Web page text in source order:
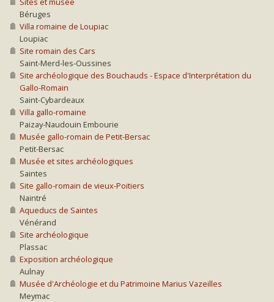
Béruges
Villa romaine de Loupiac
Loupiac
Site romain des Cars
Saint-Merd-les-Oussines
Site archéologique des Bouchauds - Espace d'Interprétation du
Gallo-Romain
Saint-Cybardeaux
Villa gallo-romaine
Paizay-Naudouin Embourie
Musée gallo-romain de Petit-Bersac
Petit-Bersac
Musée et sites archéologiques
Saintes
Site gallo-romain de vieux-Poitiers
Naintré
Aqueducs de Saintes
Vénérand
Site archéologique
Plassac
Exposition archéologique
Aulnay
Musée d'Archéologie et du Patrimoine Marius Vazeilles
Meymac